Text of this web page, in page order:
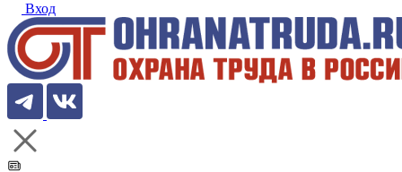
Вход